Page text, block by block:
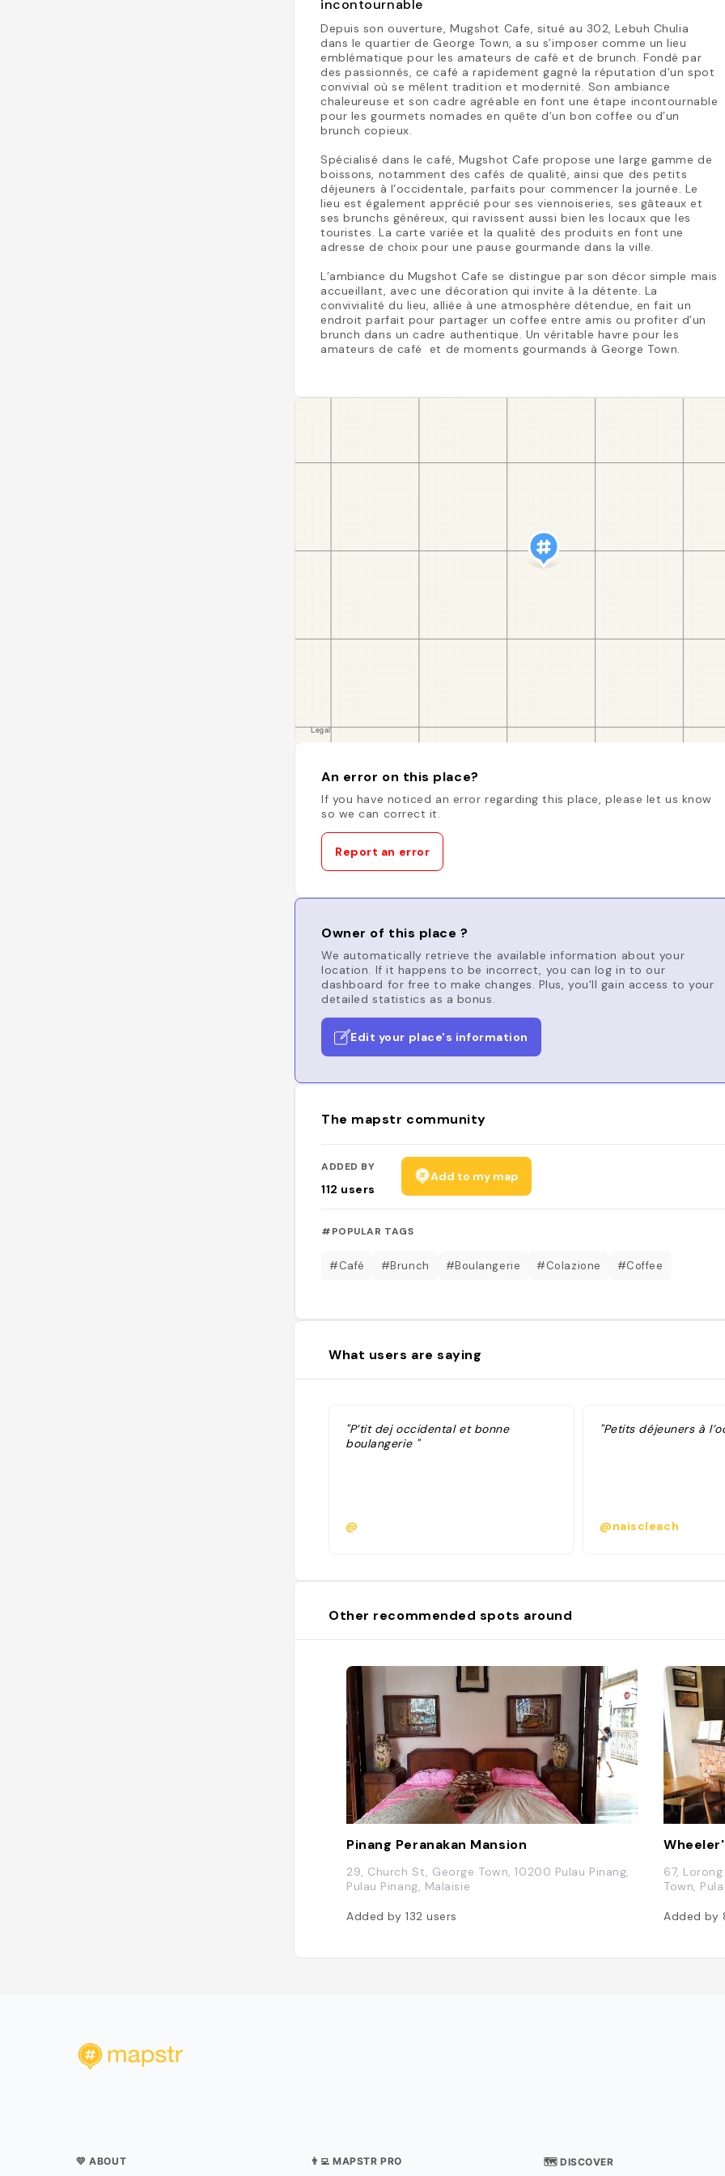
incontournable
Depuis son ouverture, Mugshot Cafe, situé au 302, Lebuh Chulia
dans le quartier de George Town, a su s’imposer comme un lieu
emblématique pour les amateurs de café et de brunch. Fondé par
des passionnés, ce café a rapidement gagné la réputation d’un spot
convivial où se mêlent tradition et modernité. Son ambiance
chaleureuse et son cadre agréable en font une étape incontournable
pour les gourmets nomades en quête d’un bon coffee ou d’un
brunch copieux.
Spécialisé dans le café, Mugshot Cafe propose une large gamme de
boissons, notamment des cafés de qualité, ainsi que des petits
déjeuners à l’occidentale, parfaits pour commencer la journée. Le
lieu est également apprécié pour ses viennoiseries, ses gâteaux et
ses brunchs généreux, qui ravissent aussi bien les locaux que les
touristes. La carte variée et la qualité des produits en font une
adresse de choix pour une pause gourmande dans la ville.
L’ambiance du Mugshot Cafe se distingue par son décor simple mais
accueillant, avec une décoration qui invite à la détente. La
convivialité du lieu, alliée à une atmosphère détendue, en fait un
endroit parfait pour partager un coffee entre amis ou profiter d’un
brunch dans un cadre authentique. Un véritable havre pour les
amateurs de café ️ et de moments gourmands à George Town.
An error on this place?
If you have noticed an error regarding this place, please let us know
so we can correct it.
Report an error
Owner of this place ?
We automatically retrieve the available information about your
location. If it happens to be incorrect, you can log in to our
dashboard for free to make changes. Plus, you'll gain access to your
detailed statistics as a bonus.
Edit your place's information
The mapstr community
ADDED BY
112 users
Add to my map
#POPULAR TAGS
#Café #Brunch #Boulangerie #Colazione #Coffee
What users are saying
"P’tit dej occidental et bonne
boulangerie "
@
"Petits déjeuners à
@naiscleach
Other recommended spots around
Pinang Peranakan Mansion
29, Church St, George Town, 10200 Pulau Pinang,
Pulau Pinang, Malaisie
Added by 132users
67,
Town,
Added by
💛 ABOUT 👨‍💻 MAPSTR PRO 🗺 DISCOVER